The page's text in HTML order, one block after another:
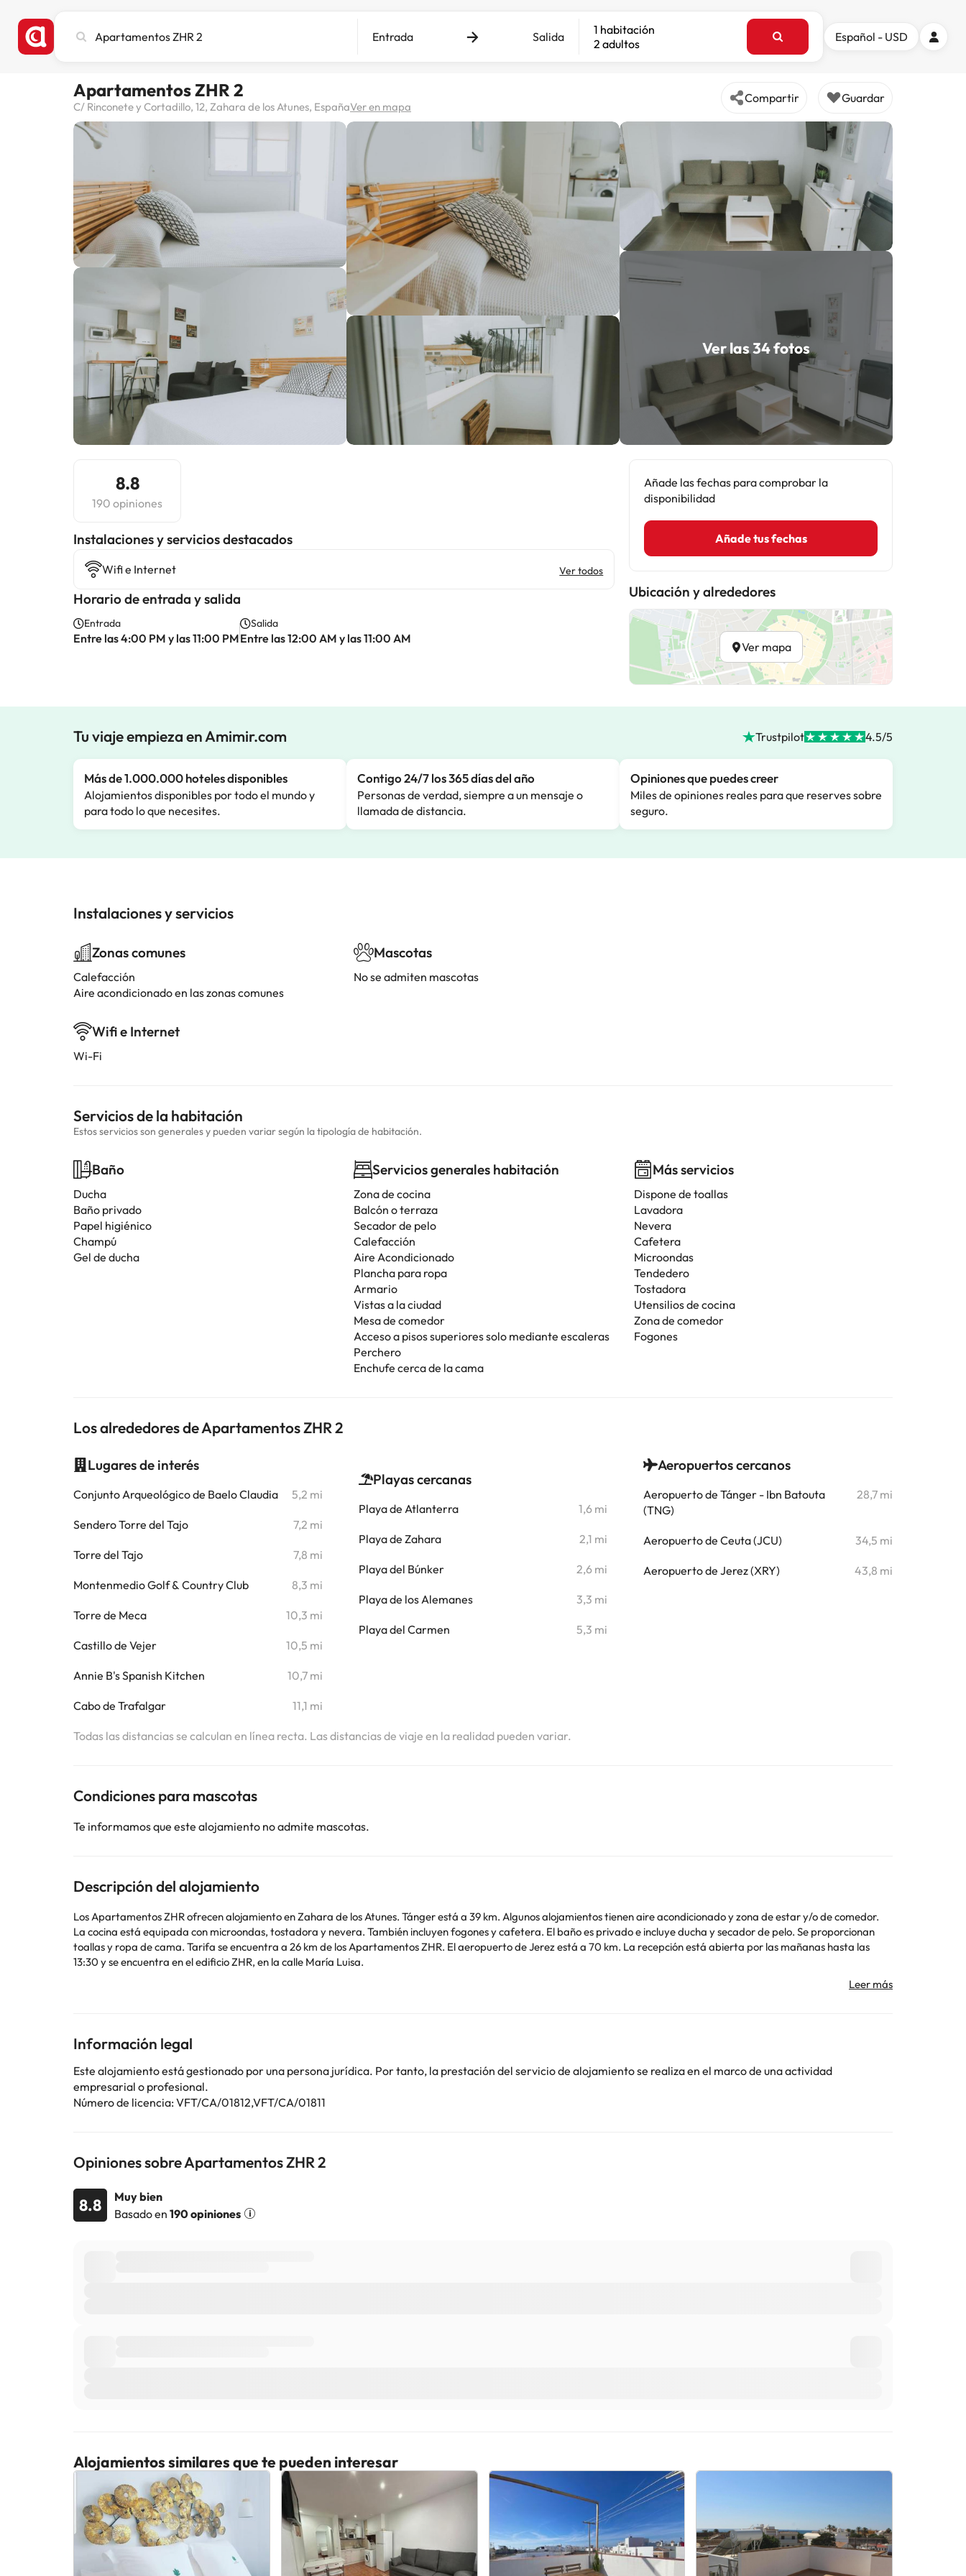
ciudad,
destino
Entrada Salida
1 habitación
2 adultos
Español - USD
Apartamentos ZHR 2
C/ Rinconete y Cortadillo, 12, Zahara de los Atunes, EspañaVer en mapa
Compartir Guardar
Ver las 34 fotos
8.8
190 opiniones
Instalaciones y servicios destacados
Wifi e Internet Ver todos
Horario de entrada y salida
Entrada
Entre las 4:00 PM y las 11:00 PM
Salida
Entre las 12:00 AM y las 11:00 AM
Añade las fechas para comprobar la
disponibilidad
Añade tus fechas
Ubicación y alrededores
Ver mapa
Tu viaje empieza en Amimir.com Trustpilot 4.5/5
Más de 1.000.000 hoteles disponibles
Alojamientos disponibles por todo el mundo y
para todo lo que necesites.
Contigo 24/7 los 365 días del año
Personas de verdad, siempre a un mensaje o
llamada de distancia.
Opiniones que puedes creer
Miles de opiniones reales para que reserves sobre
seguro.
Instalaciones y servicios
Zonas comunes
Calefacción
Aire acondicionado en las zonas comunes
Wifi e Internet
Wi-Fi
Mascotas
No se admiten mascotas
Servicios de la habitación
Estos servicios son generales y pueden variar según la tipología de habitación.
Baño
Ducha
Baño privado
Papel higiénico
Champú
Gel de ducha
Servicios generales habitación
Zona de cocina
Balcón o terraza
Secador de pelo
Calefacción
Aire Acondicionado
Plancha para ropa
Armario
Vistas a la ciudad
Mesa de comedor
Acceso a pisos superiores solo mediante escaleras
Perchero
Enchufe cerca de la cama
Más servicios
Dispone de toallas
Lavadora
Nevera
Cafetera
Microondas
Tendedero
Tostadora
Utensilios de cocina
Zona de comedor
Fogones
Los alrededores de Apartamentos ZHR 2
Lugares de interés
Conjunto Arqueológico de Baelo Claudia 5,2 mi
Sendero Torre del Tajo 7,2 mi
Torre del Tajo 7,8 mi
Montenmedio Golf & Country Club 8,3 mi
Torre de Meca 10,3 mi
Castillo de Vejer 10,5 mi
Annie B's Spanish Kitchen 10,7 mi
Cabo de Trafalgar 11,1 mi
Playas cercanas
Playa de Atlanterra 1,6 mi
Playa de Zahara 2,1 mi
Playa del Búnker 2,6 mi
Playa de los Alemanes 3,3 mi
Playa del Carmen 5,3 mi
Aeropuertos cercanos
Aeropuerto de Tánger - Ibn Batouta
(TNG)
28,7 mi
Aeropuerto de Ceuta (JCU) 34,5 mi
Aeropuerto de Jerez (XRY) 43,8 mi
Todas las distancias se calculan en línea recta. Las distancias de viaje en la realidad pueden variar.
Condiciones para mascotas
Te informamos que este alojamiento no admite mascotas.
Descripción del alojamiento
Los Apartamentos ZHR ofrecen alojamiento en Zahara de los Atunes. Tánger está a 39 km. Algunos alojamientos tienen aire acondicionado y zona de estar y/o de comedor.
La cocina está equipada con microondas, tostadora y nevera. También incluyen fogones y cafetera. El baño es privado e incluye ducha y secador de pelo. Se proporcionan
toallas y ropa de cama. Tarifa se encuentra a 26 km de los Apartamentos ZHR. El aeropuerto de Jerez está a 70 km. La recepción está abierta por las mañanas hasta las
13:30 y se encuentra en el edificio ZHR, en la calle María Luisa.
Informa a Apartamentos ZHR 2 con antelación de tu hora prevista de llegada. Para ello, puedes utilizar el apartado de peticiones especiales al hacer la reserva o ponerte en
contacto directamente con el alojamiento. Los datos de contacto aparecen en la confirmación de la reserva. Los huéspedes deberán mostrar un documento de identidad
estancia. Los juegos adicionales están disponibles bajo petición y por un suplemento. Los apartamentos no incluyen servicio de limpieza diario ni cambio de toallas ni ropa de
cama. Todos los apartamentos se limpian al hacer el registro de salida y antes de la hora del registro de entrada. Gestionado por un particular
Información legal
Este alojamiento está gestionado por una persona jurídica. Por tanto, la prestación del servicio de alojamiento se realiza en el marco de una actividad
empresarial o profesional.
Número de licencia: VFT/CA/01812,VFT/CA/01811
Opiniones sobre Apartamentos ZHR 2
8.8
Muy bien
Basado en 190 opiniones
Alojamientos similares que te pueden interesar